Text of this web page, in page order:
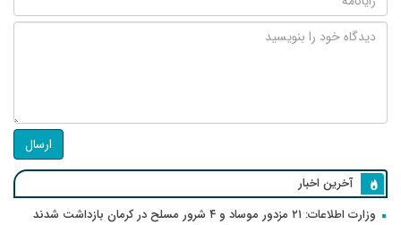
ارسال
آخرین اخبار
وزارت اطلاعات: ۲۱ مزدور موساد و ۴ شرور مسلح در کرمان بازداشت شدند